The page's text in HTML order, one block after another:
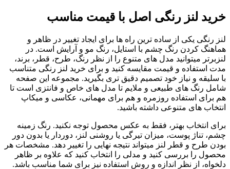
خرید لنز رنگی اصل با قیمت مناسب
لنز رنگی یکی از ساده ترین راه ها برای ایجاد تغییر در ظاهر و
هماهنگ کردن رنگ چشم با استایل، رنگ مو و آرایش است. در
لنزبرتر میتوانید مدل های متنوع را از نظر رنگ، طرح، قطر، برند،
مدت استفاده و قیمت مقایسه کنید و برای خرید لنز رنگی متناسب
با سلیقه و نیاز خود تصمیم دقیق تری بگیرید. مجموعه این صفحه
شامل رنگ های طبیعی و ملایم تا مدل های خاص و فانتزی است تا
هم برای استفاده روزمره و هم برای مهمانی، عکاسی و میکاپ
انتخاب های متنوعی داشته باشید.
برای انتخاب بهتر، فقط به عکس محصول توجه نکنید. رنگ زمینه
چشم، تناژ پوست، میزان تیرگی یا روشنی لنز، دوردار یا بدون دور
بودن طرح و قطر لنز میتواند نتیجه نهایی را تغییر دهد. مشخصات هر
محصول را بررسی کنید و مدلی را انتخاب کنید که علاوه بر ظاهر
دلخواه، از نظر اندازه و روش استفاده نیز برای شما مناسب باشد.